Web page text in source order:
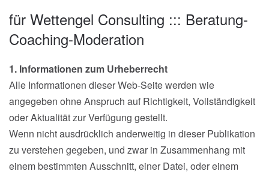
für Wettengel Consulting ::: Beratung-
Coaching-Moderation
1. Informationen zum Urheberrecht
Alle Informationen dieser Web-Seite werden wie
angegeben ohne Anspruch auf Richtigkeit, Vollständigkeit
oder Aktualität zur Verfügung gestellt.
Wenn nicht ausdrücklich anderweitig in dieser Publikation
zu verstehen gegeben, und zwar in Zusammenhang mit
einem bestimmten Ausschnitt, einer Datei, oder einem